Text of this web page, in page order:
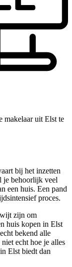
makelaar uit Elst te
bij het inzetten
je behoorlijk veel
een huis. Een pand
proces.
zijn om
huis kopen in Elst
bekend alle
echt hoe je alles
Elst biedt dan